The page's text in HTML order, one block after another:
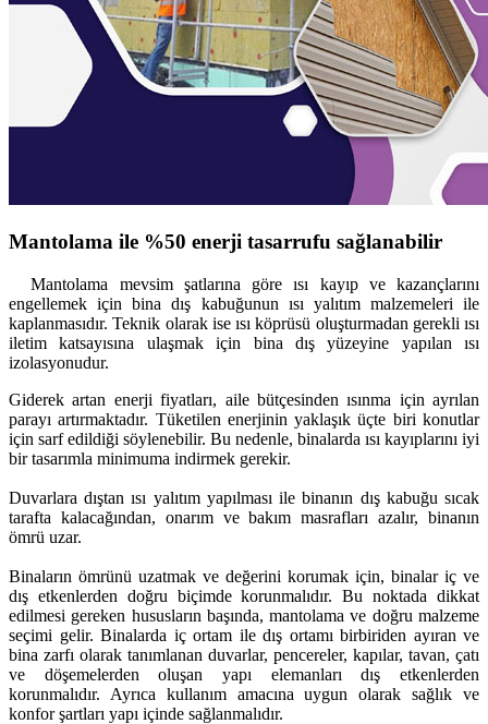
Mantolama ile %50 enerji tasarrufu sağlanabilir
Mantolama mevsim şatlarına göre ısı kayıp ve kazançlarını
engellemek için bina dış kabuğunun ısı yalıtım malzemeleri ile
kaplanmasıdır. Teknik olarak ise ısı köprüsü oluşturmadan gerekli ısı
iletim katsayısına ulaşmak için bina dış yüzeyine yapılan ısı
izolasyonudur.
Giderek artan enerji fiyatları, aile bütçesinden ısınma için ayrılan
parayı artırmaktadır. Tüketilen enerjinin yaklaşık üçte biri konutlar
için sarf edildiği söylenebilir. Bu nedenle, binalarda ısı kayıplarını iyi
bir tasarımla minimuma indirmek gerekir.
Duvarlara dıştan ısı yalıtım yapılması ile binanın dış kabuğu sıcak
tarafta kalacağından, onarım ve bakım masrafları azalır, binanın
ömrü uzar.
Binaların ömrünü uzatmak ve değerini korumak için, binalar iç ve
dış etkenlerden doğru biçimde korunmalıdır. Bu noktada dikkat
edilmesi gereken hususların başında, mantolama ve doğru malzeme
seçimi gelir. Binalarda iç ortam ile dış ortamı birbiriden ayıran ve
bina zarfı olarak tanımlanan duvarlar, pencereler, kapılar, tavan, çatı
ve döşemelerden oluşan yapı elemanları dış etkenlerden
korunmalıdır. Ayrıca kullanım amacına uygun olarak sağlık ve
konfor şartları yapı içinde sağlanmalıdır.